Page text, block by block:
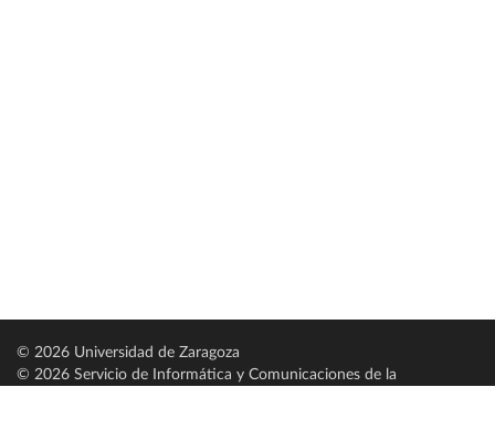
© 2026 Universidad de Zaragoza
© 2026 Servicio de Informática y Comunicaciones de la